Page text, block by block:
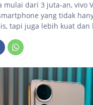
mulai dari 3 juta-an, vivo
yang tidak
tapi juga lebih kuat dan